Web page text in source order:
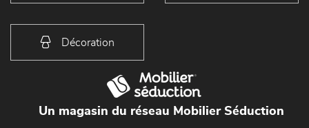
Décoration
Un magasin du réseau Mobilier Séduction